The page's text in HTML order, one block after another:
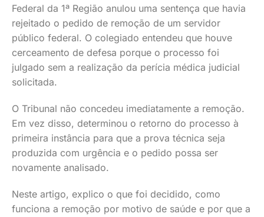
Federal da 1ª Região anulou uma sentença que havia
rejeitado o pedido de remoção de um servidor
público federal. O colegiado entendeu que houve
cerceamento de defesa porque o processo foi
julgado sem a realização da perícia médica judicial
solicitada.
O Tribunal não concedeu imediatamente a remoção.
Em vez disso, determinou o retorno do processo à
primeira instância para que a prova técnica seja
produzida com urgência e o pedido possa ser
novamente analisado.
Neste artigo, explico o que foi decidido, como
funciona a remoção por motivo de saúde e por que a